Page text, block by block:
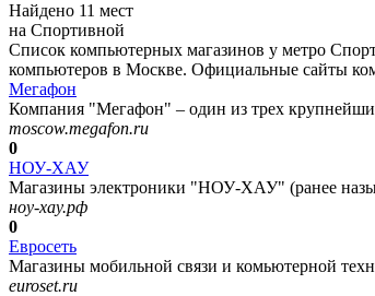
Найдено 11 мест
на Спортивной
Список компьютерных магазинов у метро
компьютеров в Москве. Официальные сайты
Мегафон
Компания "Мегафон" – один из трех
moscow.megafon.ru
0
НОУ-ХАУ
Магазины электроники "НОУ-ХАУ" (ранее
ноу-хау.рф
0
Евросеть
Магазины мобильной связи и комьютерной
euroset.ru